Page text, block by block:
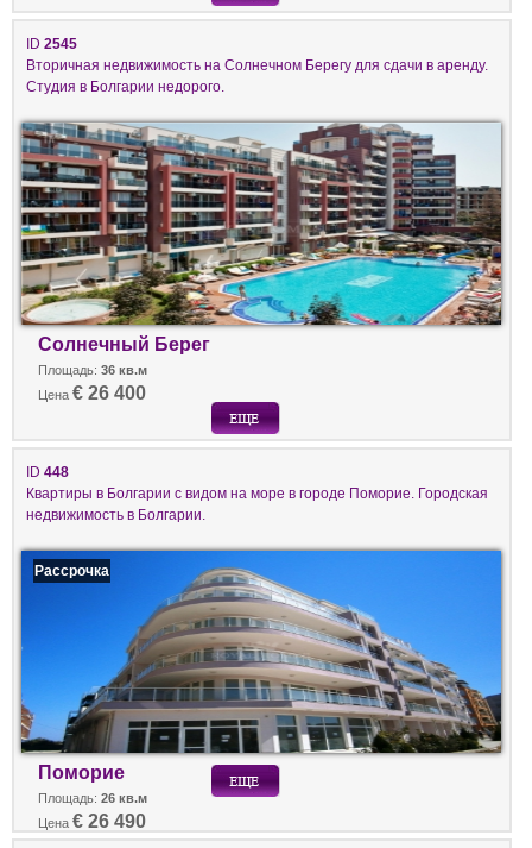
ID 2545
Вторичная недвижимость на Солнечном Берегу для сдачи в аренду.
Студия в Болгарии недорого.
Солнечный Берег
Площадь: 36 кв.м
Цена € 26 400
ID 448
Квартиры в Болгарии с видом на море в городе Поморие. Городская
недвижимость в Болгарии.
Рассрочка
Поморие
Площадь: 26 кв.м
Цена € 26 490